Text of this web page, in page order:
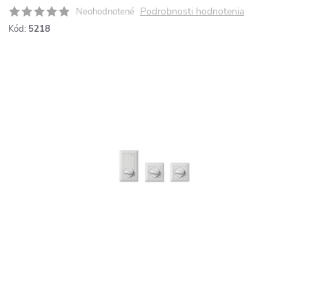
Neohodnotené Podrobnosti hodnotenia
Kód: 5218